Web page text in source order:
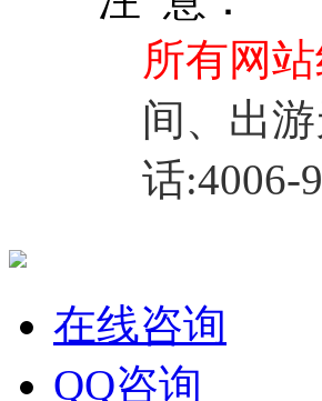
所有网
间、出
话:4006-
在线咨询
QQ咨询